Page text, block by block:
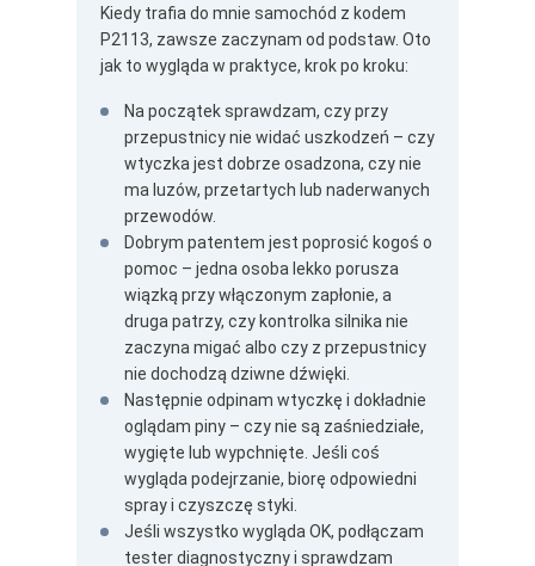
Kiedy trafia do mnie samochód z kodem
P2113, zawsze zaczynam od podstaw. Oto
jak to wygląda w praktyce, krok po kroku:
Na początek sprawdzam, czy przy
przepustnicy nie widać uszkodzeń – czy
wtyczka jest dobrze osadzona, czy nie
ma luzów, przetartych lub naderwanych
przewodów.
Dobrym patentem jest poprosić kogoś o
pomoc – jedna osoba lekko porusza
wiązką przy włączonym zapłonie, a
druga patrzy, czy kontrolka silnika nie
zaczyna migać albo czy z przepustnicy
nie dochodzą dziwne dźwięki.
Następnie odpinam wtyczkę i dokładnie
oglądam piny – czy nie są zaśniedziałe,
wygięte lub wypchnięte. Jeśli coś
wygląda podejrzanie, biorę odpowiedni
spray i czyszczę styki.
Jeśli wszystko wygląda OK, podłączam
tester diagnostyczny i sprawdzam